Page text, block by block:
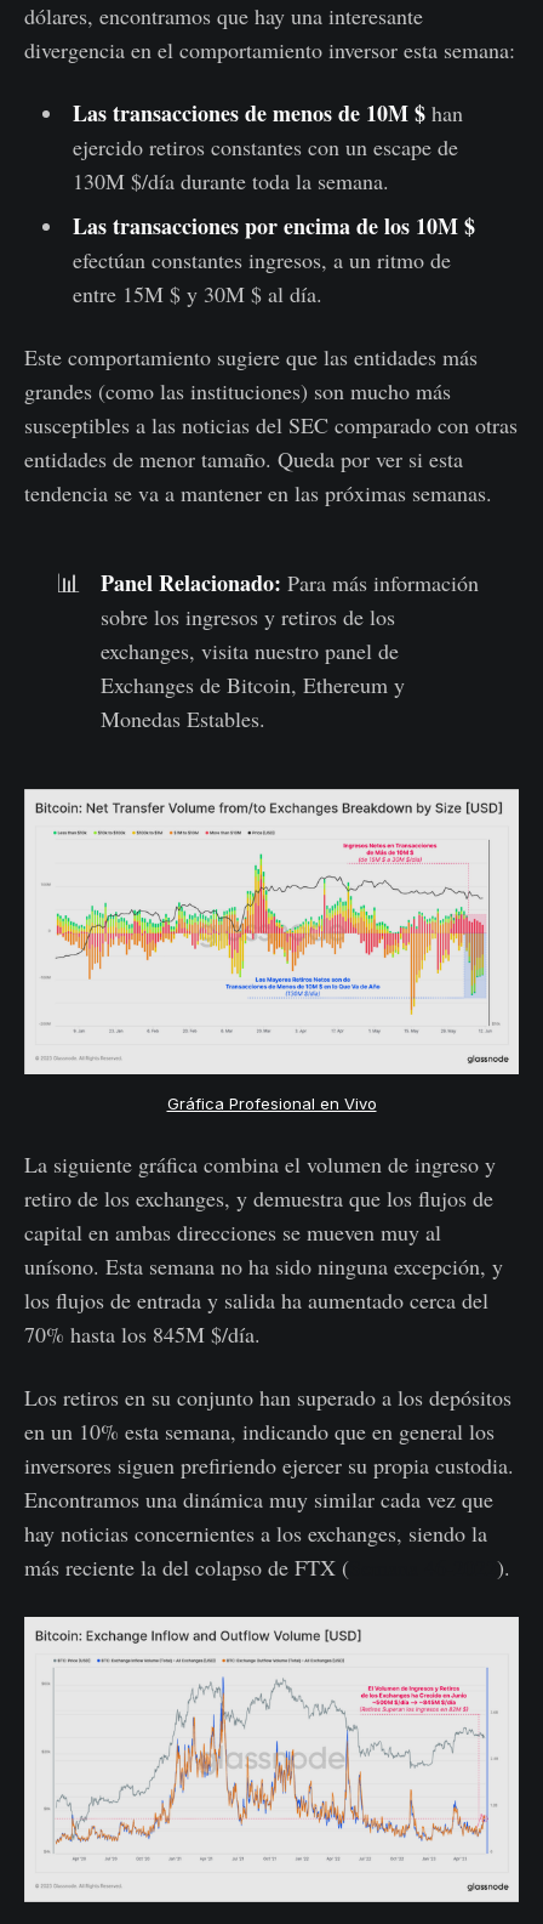
dólares, encontramos que hay una interesante
divergencia en el comportamiento inversor esta semana:
Las transacciones de menos de 10M $han
ejercido retiros constantes con un escape de
130M $/día durante toda la semana.
Las transacciones por encima de los 10M $
efectúan constantes ingresos, a un ritmo de
entre 15M $ y 30M $ al día.
Este comportamiento sugiere que las entidades más
grandes (como las instituciones) son mucho más
susceptibles a las noticias del SEC comparado con otras
entidades de menor tamaño. Queda por ver si esta
tendencia se va a mantener en las próximas semanas.
📊 Panel Relacionado: Para más información
sobre los ingresos y retiros de los
exchanges, visita nuestro panel de
Exchanges de Bitcoin, Ethereum y
Monedas Estables.
Gráfica Profesional en Vivo
La siguiente gráfica combina el volumen de ingreso y
retiro de los exchanges, y demuestra que los flujos de
capital en ambas direcciones se mueven muy al
unísono. Esta semana no ha sido ninguna excepción, y
los flujos de entrada y salida ha aumentado cerca del
70% hasta los 845M $/día.
Los retiros en su conjunto han superado a los depósitos
en un 10% esta semana, indicando que en general los
inversores siguen prefiriendo ejercer su propia custodia.
Encontramos una dinámica muy similar cada vez que
hay noticias concernientes a los exchanges, siendo la
más reciente la del colapso de FTX (
).